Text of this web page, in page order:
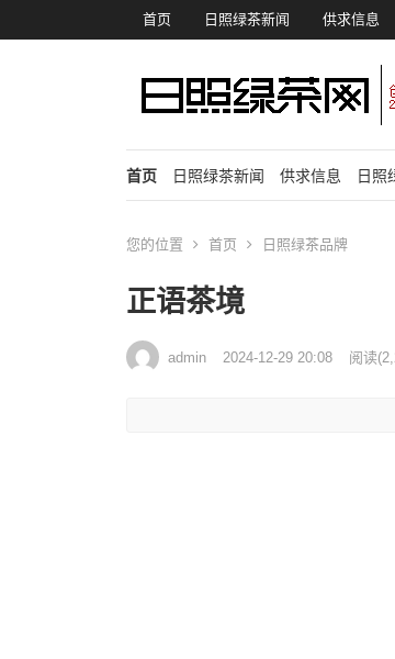
首页 日照绿茶新闻 供求信息
首页 日照绿茶新闻 供求信息 日照
您的位置 首页 日照绿茶品牌
正语茶境
admin 2024-12-29 20:08 阅读